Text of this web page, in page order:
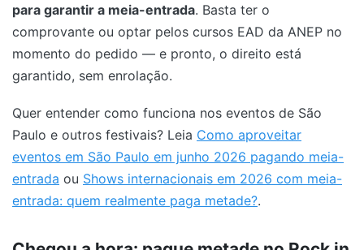
para garantir a meia-entrada. Basta ter o
comprovante ou optar pelos cursos EAD da ANEP no
momento do pedido — e pronto, o direito está
garantido, sem enrolação.
Quer entender como funciona nos eventos de São
Paulo e outros festivais? Leia Como aproveitar
eventos em São Paulo em junho 2026 pagando meia-
entrada ou Shows internacionais em 2026 com meia-
entrada: quem realmente paga metade?.